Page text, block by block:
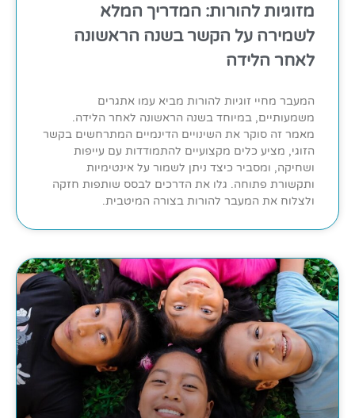
מזוגיות להורות: המדריך המלא
לשמירה על הקשר בשנה הראשונה
לאחר הלידה
המעבר מחיי זוגיות להורות מביא עמו אתגרים
משמעותיים, במיוחד בשנה הראשונה לאחר הלידה.
מאמר זה סוקר את השינויים הדינמיים המתרחשים בקשר
הזוגי, מציע כלים מקצועיים להתמודדות עם עייפות
ושחיקה, ומסביר כיצד ניתן לשמור על אינטימיות
ותקשורת פתוחה. גלו את הדרכים לבסס שותפות חזקה
ולצלוח את המעבר להורות בצורה המיטבית.